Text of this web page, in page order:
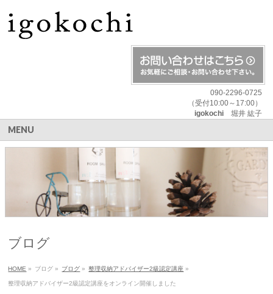
090-2296-0725
（受付10:00～17:00）
igokochi堀井 紘子
MENU
ブログ
HOME » ブログ » ブログ » 整理収納アドバイザー2級認定講座 »
整理収納アドバイザー2級認定講座をオンライン開催しました